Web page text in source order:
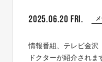
2025.06.20 FRI.
情報番組、テレビ金沢
ドクターが紹介されま